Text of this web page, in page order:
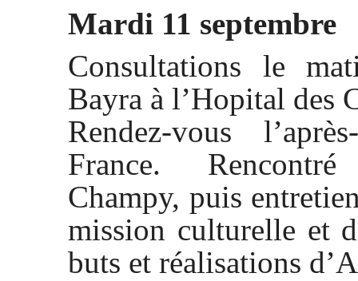
Mardi 11 septembre
Consultations le
Bayra à l’Hopital des
Rendez-vous
France.
Champy, puis
mission culturelle et
buts et réalisations